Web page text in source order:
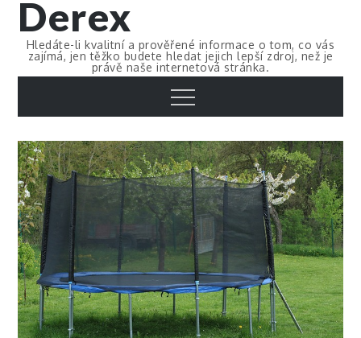
Skip
content
Derex
Hledáte-li kvalitní a prověřené informace o tom, co vás
zajímá, jen těžko budete hledat jejich lepší zdroj, než je
právě naše internetová stránka.
Menu